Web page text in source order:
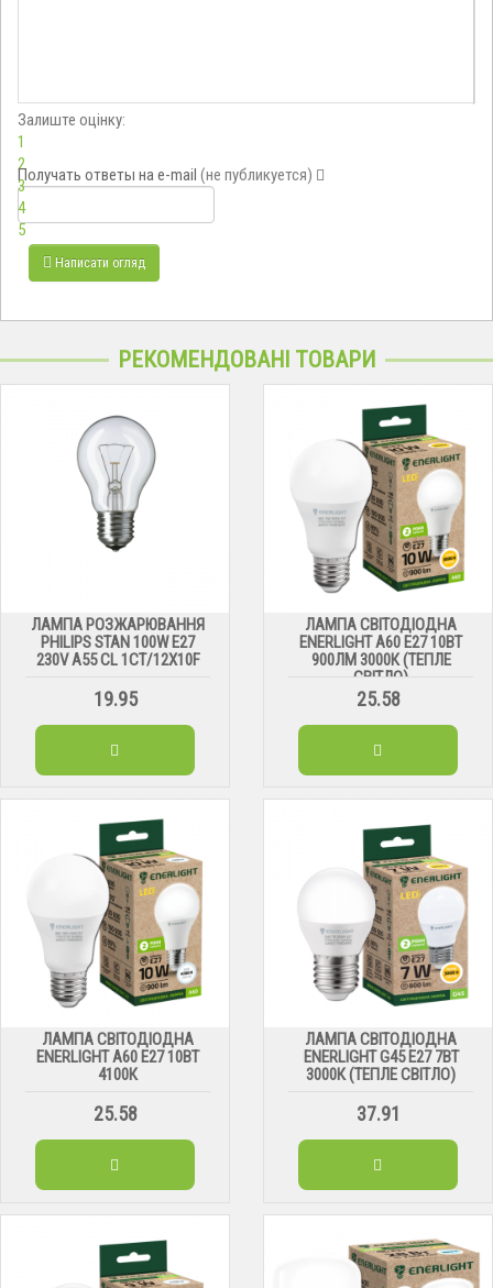
Залиште оцінку:
1
2
3
4
5
Получать ответы на e-mail (не публикуется)
Написати огляд
РЕКОМЕНДОВАНІ ТОВАРИ
ЛАМПА РОЗЖАРЮВАННЯ
PHILIPS STAN 100W E27
230V A55 CL 1CT/12X10F
19.95
ЛАМПА СВІТОДІОДНА
ENERLIGHT А60 Е27 10ВТ
900ЛМ 3000К (ТЕПЛЕ
СВІТЛО)
25.58
ЛАМПА СВІТОДІОДНА
ENERLIGHT А60 Е27 10ВТ
4100К
25.58
ЛАМПА СВІТОДІОДНА
ENERLIGHT G45 Е27 7ВТ
3000К (ТЕПЛЕ СВІТЛО)
37.91